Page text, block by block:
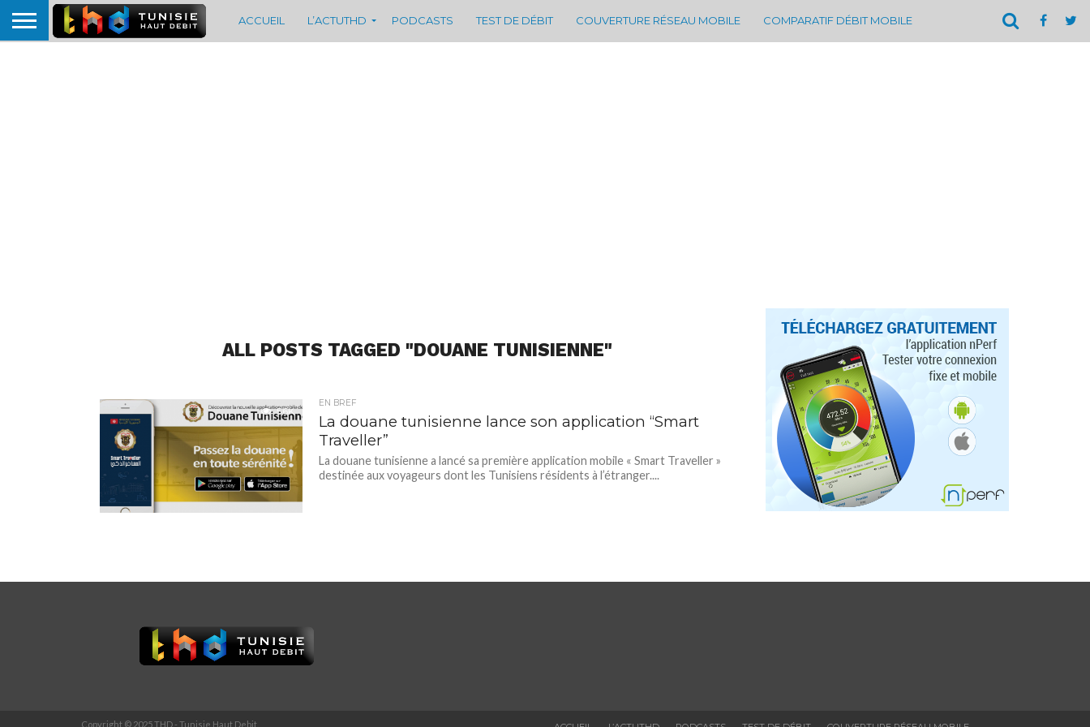
ACCUEIL L’ACTUTHD PODCASTS TEST DE DÉBIT COUVERTURE RÉSEAU MOBILE COMPARATIF DÉBIT MOBILE
ALL POSTS TAGGED "DOUANE TUNISIENNE"
5.6K
EN BREF
La douane tunisienne lance son application “Smart
Traveller”
La douane tunisienne a lancé sa première application mobile « Smart Traveller »
destinée aux voyageurs dont les Tunisiens résidents à l’étranger....
Copyright © 2025 THD - Tunisie Haut Debit.